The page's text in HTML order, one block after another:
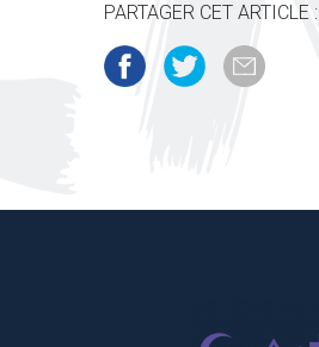
PARTAGER CET ARTICLE :